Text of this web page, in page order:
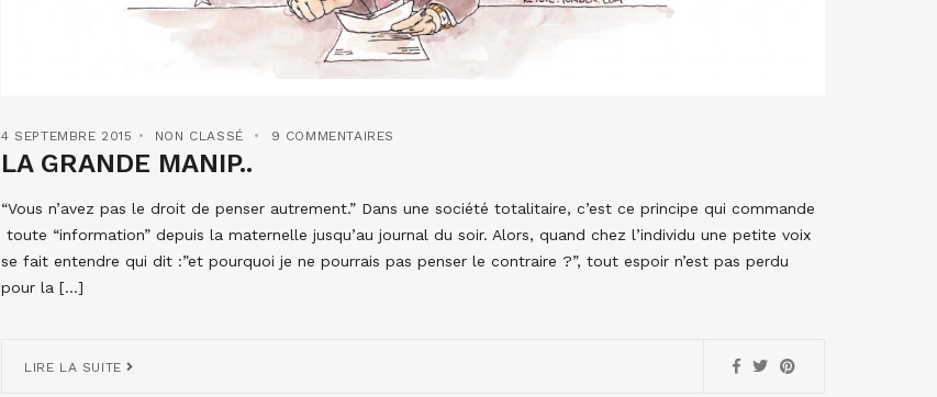
4 SEPTEMBRE 2015 NON CLASSÉ 9 COMMENTAIRES
LA GRANDE MANIP..
“Vous n’avez pas le droit de penser autrement.” Dans une société totalitaire, c’est ce principe qui commande
toute “information” depuis la maternelle jusqu’au journal du soir. Alors, quand chez l’individu une petite voix
se fait entendre qui dit :”et pourquoi je ne pourrais pas penser le contraire ?”, tout espoir n’est pas perdu
pour la […]
LIRE LA SUITE